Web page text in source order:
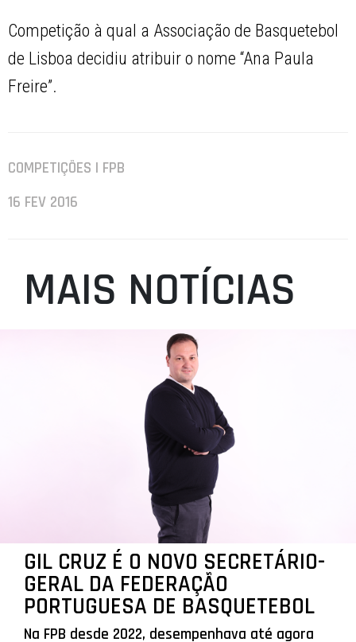
Competição à qual a Associação de Basquetebol
de Lisboa decidiu atribuir o nome “Ana Paula
Freire”.
COMPETIÇÕES | FPB
16 FEV 2016
MAIS NOTÍCIAS
GIL CRUZ É O NOVO SECRETÁRIO-
GERAL DA FEDERAÇÃO
PORTUGUESA DE BASQUETEBOL
Na FPB desde 2022, desempenhava até agora